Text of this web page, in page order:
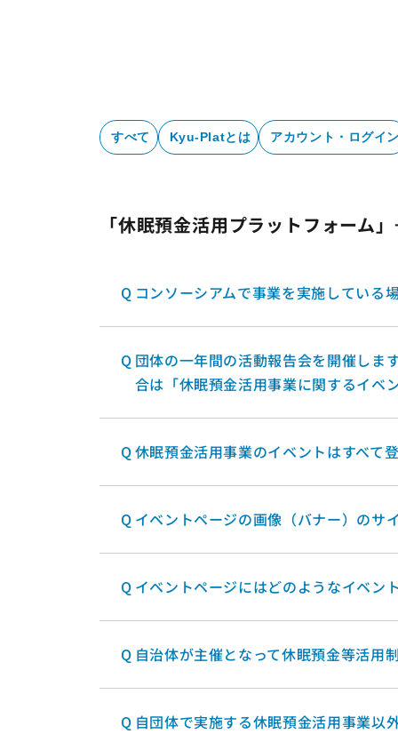
すべて Kyu-Platとは アカウント・ログイン
「休眠預金活用プラットフォーム
Q コンソーシアムで事業を実施している
Q 団体の一年間の活動報告会を開催しま
合は「休眠預金活用事業に関するイベ
Q休眠預金活用事業のイベントはすべて
Q イベントページの画像（バナー）のサ
Q イベントページにはどのようなイベン
Q 自治体が主催となって休眠預金等活用
Q 自団体で実施する休眠預金活用事業以